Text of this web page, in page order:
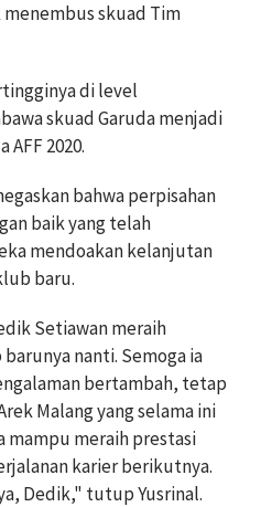
skuad Tim
di level
skuad Garuda menjadi
2020.
bahwa perpisahan
baik yang telah
mendoakan kelanjutan
baru.
Setiawan meraih
nanti. Semoga ia
bertambah, tetap
Malang yang selama ini
mampu meraih prestasi
karier berikutnya.
Dedik," tutup Yusrinal.